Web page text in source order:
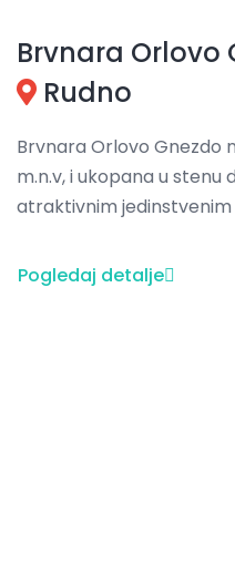
Brvnara Orlovo
Rudno
Brvnara Orlovo Gnezdo
m.n.v, i ukopana u stenu
atraktivnim jedinstvenim
Pogledaj detalje